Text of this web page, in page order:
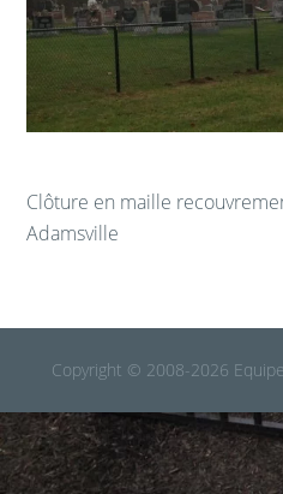
Clôture en maille
Adamsville
Copyright © 2008-2026